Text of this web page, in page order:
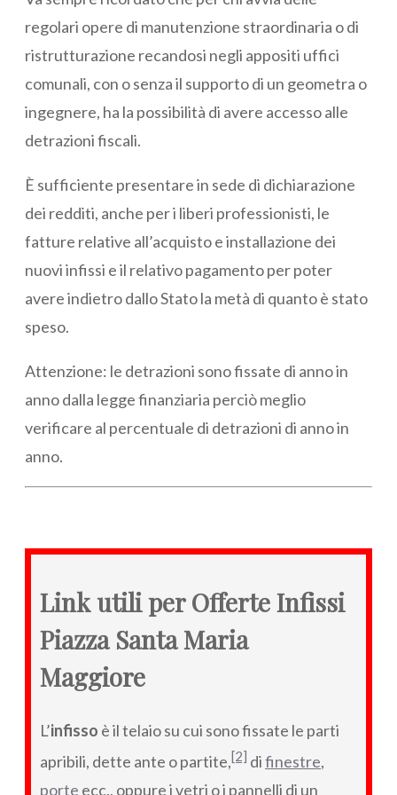
regolari opere di manutenzione straordinaria o di
ristrutturazione recandosi negli appositi uffici
comunali, con o senza il supporto di un geometra o
ingegnere, ha la possibilità di avere accesso alle
detrazioni fiscali.
È sufficiente presentare in sede di dichiarazione
dei redditi, anche per i liberi professionisti, le
fatture relative all’acquisto e installazione dei
nuovi infissi e il relativo pagamento per poter
avere indietro dallo Stato la metà di quanto è stato
speso.
Attenzione: le detrazioni sono fissate di anno in
anno dalla legge finanziaria perciò meglio
verificare al percentuale di detrazioni di anno in
anno.
Link utili per Offerte Infissi
Piazza Santa Maria
Maggiore
L’infisso è il telaio su cui sono fissate le parti
apribili, dette ante o partite,[2] difinestre,
porte ecc., oppure i vetri o i pannelli di un